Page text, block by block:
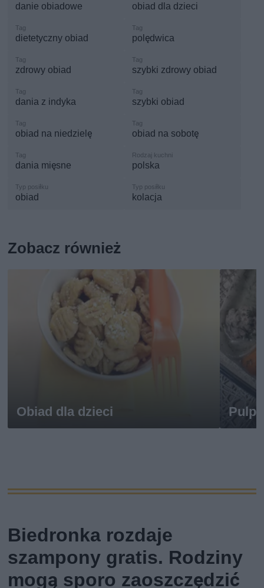
danie obiadowe obiad dla dzieci
dietetyczny obiad polędwica
zdrowy obiad szybki zdrowy obiad
dania z indyka szybki obiad
obiad na niedzielę obiad na sobotę
dania mięsne polska
obiad kolacja
Zobacz również
Obiad dla dzieci
Biedronka rozdaje
szampony gratis. Rodziny
mogą sporo zaoszczędzić